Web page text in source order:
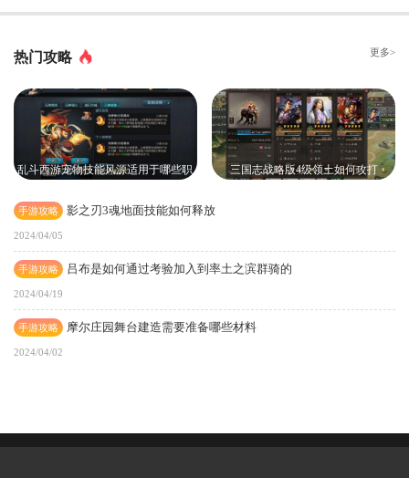
热门攻略 更多>
乱斗西游宠物技能风源适用于哪些职
三国志战略版4级领土如何攻打
手游攻略 影之刃3魂地面技能如何释放
2024/04/05
手游攻略 吕布是如何通过考验加入到率土之滨群骑的
2024/04/19
手游攻略 摩尔庄园舞台建造需要准备哪些材料
2024/04/02